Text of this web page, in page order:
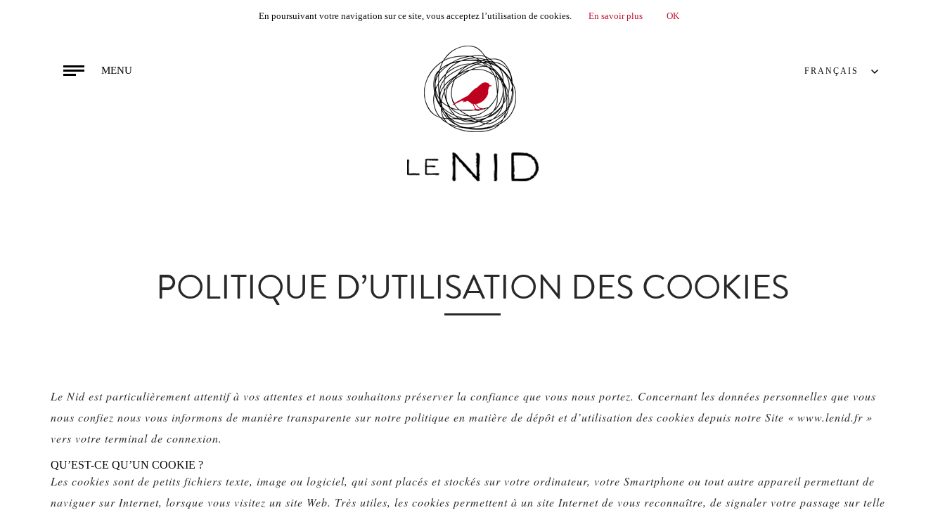
MENU FRANÇAIS
POLITIQUE D’UTILISATION DES COOKIES
Le Nid est particulièrement attentif à vos attentes et nous souhaitons préserver la confiance que vous nous portez. Concernant les données personnelles que vous
nous confiez nous vous informons de manière transparente sur notre politique en matière de dépôt et d’utilisation des cookies depuis notre Site « www.lenid.fr »
vers votre terminal de connexion.
QU’EST-CE QU’UN COOKIE ?
Les cookies sont de petits fichiers texte, image ou logiciel, qui sont placés et stockés sur votre ordinateur, votre Smartphone ou tout autre appareil permettant de
naviguer sur Internet, lorsque vous visitez un site Web. Très utiles, les cookies permettent à un site Internet de vous reconnaître, de signaler votre passage sur telle
En poursuivant votre navigation sur ce site, vous acceptez l’utilisation de cookies. En savoir plus OK